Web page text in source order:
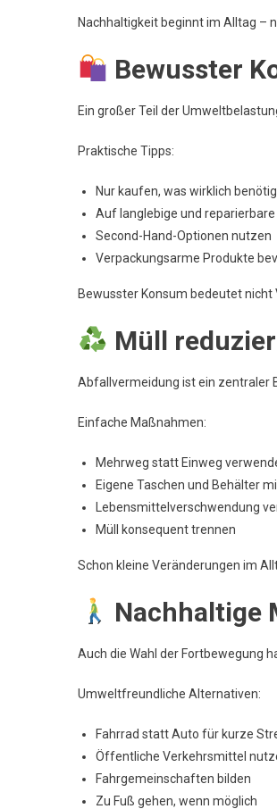
Nachhaltigkeit beginnt im Alltag –
Bewusster
Ein großer Teil der
Praktische Tipps:
Nur kaufen, was wirklich
Auf langlebige und
Second-Hand-Optionen nutzen
Verpackungsarme Produkte
Bewusster Konsum bedeutet
Müll
Abfallvermeidung ist ein zentraler
Einfache Maßnahmen:
Mehrweg statt Einweg
Eigene Taschen und Behälter
Lebensmittelverschwendung
Müll konsequent trennen
Schon kleine Veränderungen im
Nachhaltige
Auch die Wahl der Fortbewegung
Umweltfreundliche Alternativen:
Fahrrad statt Auto für kurze
Öffentliche Verkehrsmittel
Fahrgemeinschaften bilden
Zu Fuß gehen, wenn möglich